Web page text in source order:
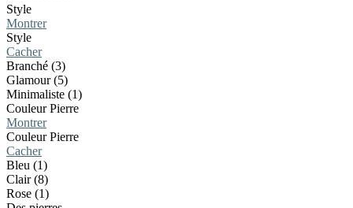
Style
Montrer
Style
Cacher
Branché (3)
Glamour (5)
Minimaliste (1)
Couleur Pierre
Montrer
Couleur Pierre
Cacher
Bleu (1)
Clair (8)
Rose (1)